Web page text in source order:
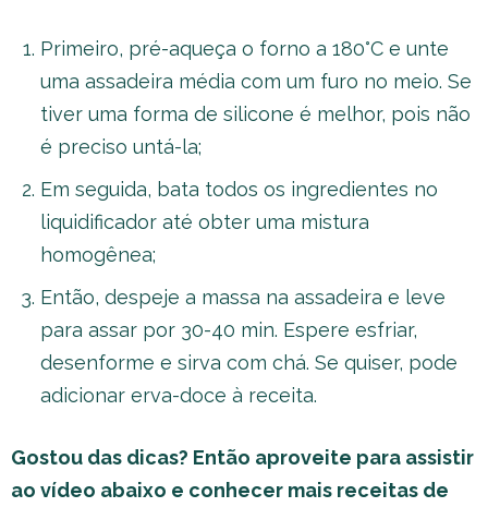
Primeiro, pré-aqueça o forno a 180°C e unte
uma assadeira média com um furo no meio. Se
tiver uma forma de silicone é melhor, pois não
é preciso untá-la;
Em seguida, bata todos os ingredientes no
liquidificador até obter uma mistura
homogênea;
Então, despeje a massa na assadeira e leve
para assar por 30-40 min. Espere esfriar,
desenforme e sirva com chá. Se quiser, pode
adicionar erva-doce à receita.
Gostou das dicas? Então aproveite para assistir
ao vídeo abaixo e conhecer mais receitas de